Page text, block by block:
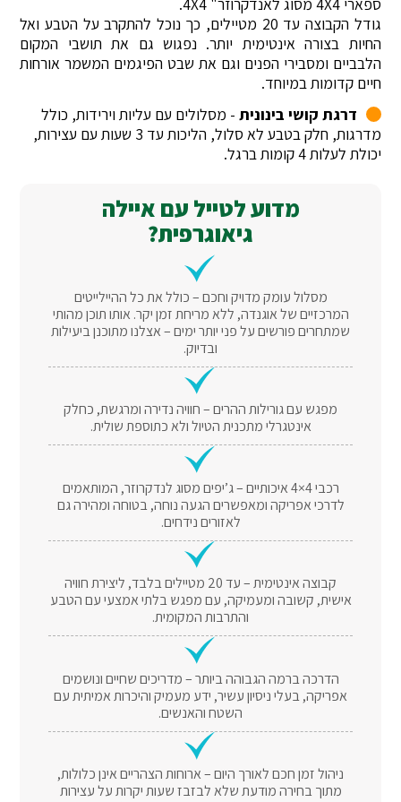
גודל הקבוצה עד 20 מטיילים, כך נוכל להתקרב על הטבע ואל
החיות בצורה אינטימית יותר. נפגוש גם את תושבי המקום
הלבביים ומסבירי הפנים וגם את שבט הפיגמים המשמר אורחות
חיים קדומות במיוחד.
דרגת קושי בינונית - מסלולים עם עליות וירידות, כולל
מדרגות, חלק בטבע לא סלול, הליכות עד 3 שעות עם עצירות,
יכולת לעלות 4 קומות ברגל.
מדוע לטייל עם איילה
גיאוגרפית?
מסלול עומק מדויק וחכם – כולל את כל ההיילייטים
המרכזיים של אוגנדה, ללא מריחת זמן יקר. אותו תוכן מהותי
שמתחרים פורשים על פני יותר ימים – אצלנו מתוכנן ביעילות
ובדיוק.
מפגש עם גורילות ההרים – חוויה נדירה ומרגשת, כחלק
אינטגרלי מתכנית הטיול ולא כתוספת שולית.
רכבי 4×4 איכותיים – ג’יפים מסוג לנדקרוזר, המותאמים
לדרכי אפריקה ומאפשרים הגעה נוחה, בטוחה ומהירה גם
לאזורים נידחים.
קבוצה אינטימית – עד 20 מטיילים בלבד, ליצירת חוויה
אישית, קשובה ומעמיקה, עם מפגש בלתי אמצעי עם הטבע
והתרבות המקומית.
הדרכה ברמה הגבוהה ביותר – מדריכים שחיים ונושמים
אפריקה, בעלי ניסיון עשיר, ידע מעמיק והיכרות אמיתית עם
השטח והאנשים.
ניהול זמן חכם לאורך היום – ארוחות הצהריים אינן כלולות,
מתוך בחירה מודעת שלא לבזבז שעות יקרות על עצירות